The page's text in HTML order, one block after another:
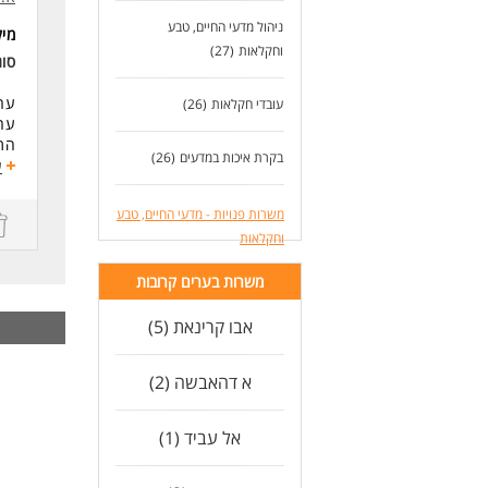
ניהול מדעי החיים, טבע
וחקלאות (27)
עובדי חקלאות (26)
בקרת איכות במדעים (26)
משרות פנויות - מדעי החיים, טבע
וחקלאות
משרות בערים קרובות
אבו קרינאת (5)
א דהאבשה (2)
אל עביד (1)
-
-
-
-